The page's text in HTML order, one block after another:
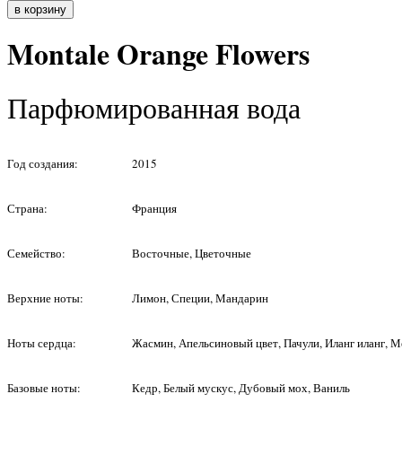
Montale Orange Flowers
Парфюмированная вода
Год создания: 2015
Страна: Франция
Семейство: Восточные, Цветочные
Верхние ноты: Лимон, Специи, Мандарин
Ноты сердца: Жасмин, Апельсиновый цвет, Пачули, Иланг иланг,
Базовые ноты: Кедр, Белый мускус, Дубовый мох, Ваниль